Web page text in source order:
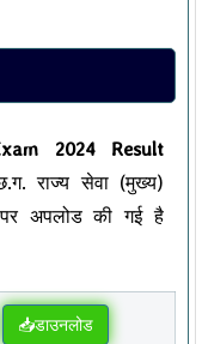
2024 Result
राज्य सेवा (मुख्य)
पर अपलोड की गई है
📥डाउनलोड